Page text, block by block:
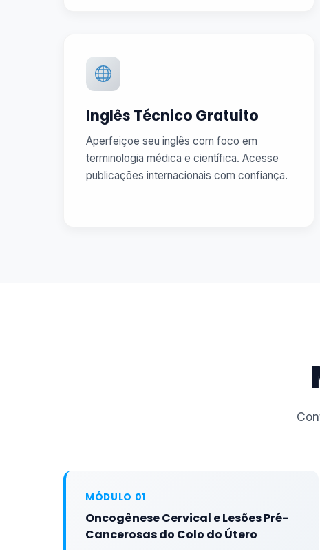
Inglês Técnico Gratuito
Aperfeiçoe seu inglês com foco em
terminologia médica e científica. Acesse
publicações internacionais com confiança.
MÓDULO 01
Oncogênese Cervical e Lesões Pré-
Cancerosas do Colo do Útero